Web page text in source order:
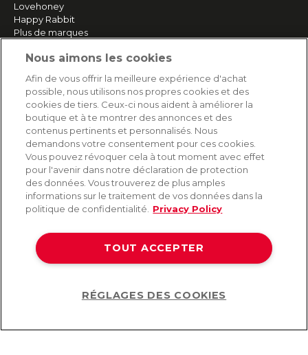
Lovehoney
Happy Rabbit
Plus de marques
SERVICE
Livraison rapide et gratuite
Retours & remboursements
Paiement sécurisé
AIDE
Contact
Livraison et expédition
Foire aux questions
Protection des données
©2026 Lovehoney Group Switzerland AG. Tous droits réservés.
Nous aimons les cookies
Afin de vous offrir la meilleure expérience d'achat
possible, nous utilisons nos propres cookies et des
cookies de tiers. Ceux-ci nous aident à améliorer la
boutique et à te montrer des annonces et des
contenus pertinents et personnalisés. Nous
demandons votre consentement pour ces cookies.
Vous pouvez révoquer cela à tout moment avec effet
pour l'avenir dans notre déclaration de protection
des données. Vous trouverez de plus amples
informations sur le traitement de vos données dans la
politique de confidentialité.
Privacy Policy
TOUT ACCEPTER
RÉGLAGES DES COOKIES